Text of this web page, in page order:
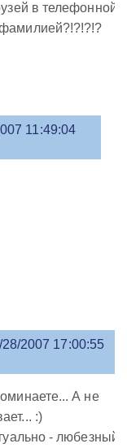
в телефонной
11:49:04
28/2007 17:00:55
А не
:)
- любезный